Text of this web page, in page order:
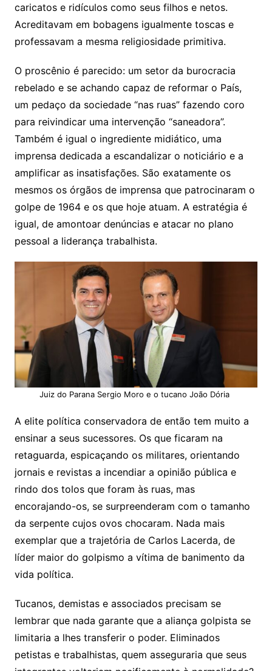
caricatos e ridículos como seus filhos e netos.
Acreditavam em bobagens igualmente toscas e
professavam a mesma religiosidade primitiva.
O proscênio é parecido: um setor da burocracia
rebelado e se achando capaz de reformar o País,
um pedaço da sociedade “nas ruas” fazendo coro
para reivindicar uma intervenção “saneadora”.
Também é igual o ingrediente midiático, uma
imprensa dedicada a escandalizar o noticiário e a
amplificar as insatisfações. São exatamente os
mesmos os órgãos de imprensa que patrocinaram o
golpe de 1964 e os que hoje atuam. A estratégia é
igual, de amontoar denúncias e atacar no plano
pessoal a liderança trabalhista.
Juiz do Parana Sergio Moro e o tucano João Dória
A elite política conservadora de então tem muito a
ensinar a seus sucessores. Os que ficaram na
retaguarda, espicaçando os militares, orientando
jornais e revistas a incendiar a opinião pública e
rindo dos tolos que foram às ruas, mas
encorajando-os, se surpreenderam com o tamanho
da serpente cujos ovos chocaram. Nada mais
exemplar que a trajetória de Carlos Lacerda, de
líder maior do golpismo a vítima de banimento da
vida política.
Tucanos, demistas e associados precisam se
lembrar que nada garante que a aliança golpista se
limitaria a lhes transferir o poder. Eliminados
petistas e trabalhistas, quem asseguraria que seus